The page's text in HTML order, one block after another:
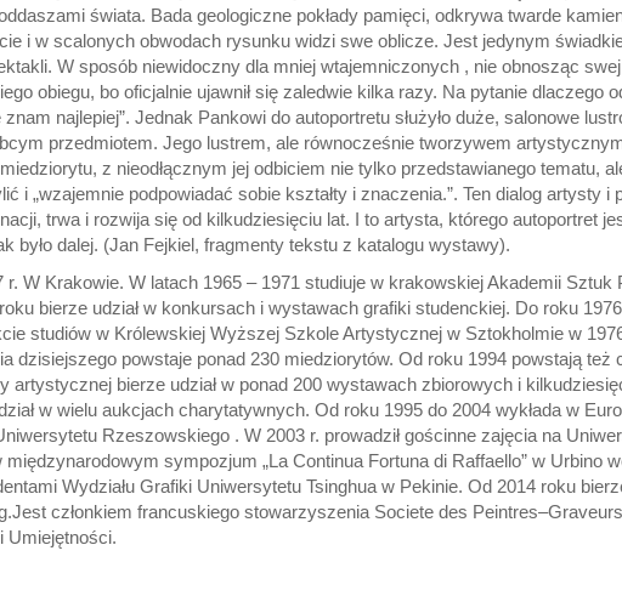
świata. Bada geologiczne pokłady pamięci, odkrywa twarde
i w scalonych obwodach rysunku widzi swe oblicze. Jest jedynym
W sposób niewidoczny dla mniej wtajemniczonych , nie obnosząc
obiegu, bo oficjalnie ujawnił się zaledwie kilka razy. Na pytanie dlaczego
znam najlepiej”. Jednak Pankowi do autoportretu służyło duże, salonowe
przedmiotem. Jego lustrem, ale równocześnie tworzywem
miedziorytu, z nieodłącznym jej odbiciem nie tylko przedstawianego tematu,
i „wzajemnie podpowiadać sobie kształty i znaczenia.”. Ten dialog artysty
trwa i rozwija się od kilkudziesięciu lat. I to artysta, którego autoportret
było dalej. (Jan Fejkiel, fragmenty tekstu z katalogu wystawy).
r. W Krakowie. W latach 1965 – 1971 studiuje w krakowskiej Akademii
bierze udział w konkursach i wystawach grafiki studenckiej. Do roku
studiów w Królewskiej Wyższej Szkole Artystycznej w Sztokholmie w
dzisiejszego powstaje ponad 230 miedziorytów. Od roku 1994 powstają
artystycznej bierze udział w ponad 200 wystawach zbiorowych i
w wielu aukcjach charytatywnych. Od roku 1995 do 2004 wykłada w
Rzeszowskiego . W 2003 r. prowadził gościnne zajęcia na
międzynarodowym sympozjum „La Continua Fortuna di Raffaello” w Urbino
Wydziału Grafiki Uniwersytetu Tsinghua w Pekinie. Od 2014 roku
członkiem francuskiego stowarzyszenia Societe des
Umiejętności.